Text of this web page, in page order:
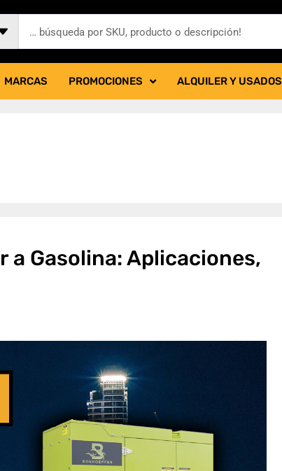
MARCAS PROMOCIONES ALQUILER Y USADOS
a Gasolina: Aplicaciones,